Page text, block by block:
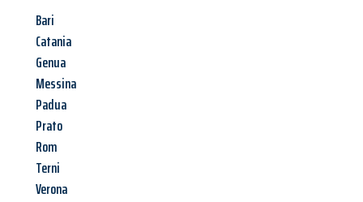
Bari
Catania
Genua
Messina
Padua
Prato
Rom
Terni
Verona